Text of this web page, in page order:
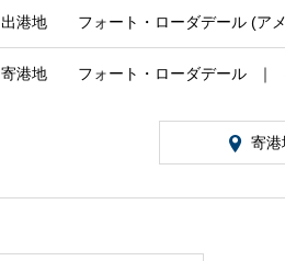
客船のご案内
出港地 フォート・ローダデール (ア
寄港地 フォート・ローダデール
寄港